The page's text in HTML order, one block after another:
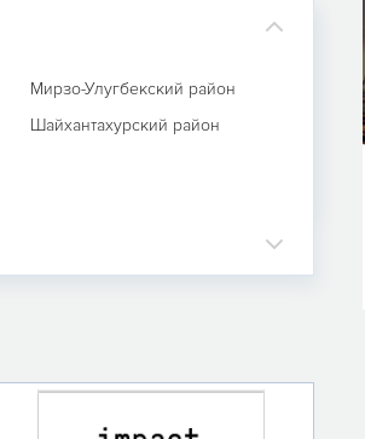
Мирзо-Улугбекский район
Шайхантахурский район